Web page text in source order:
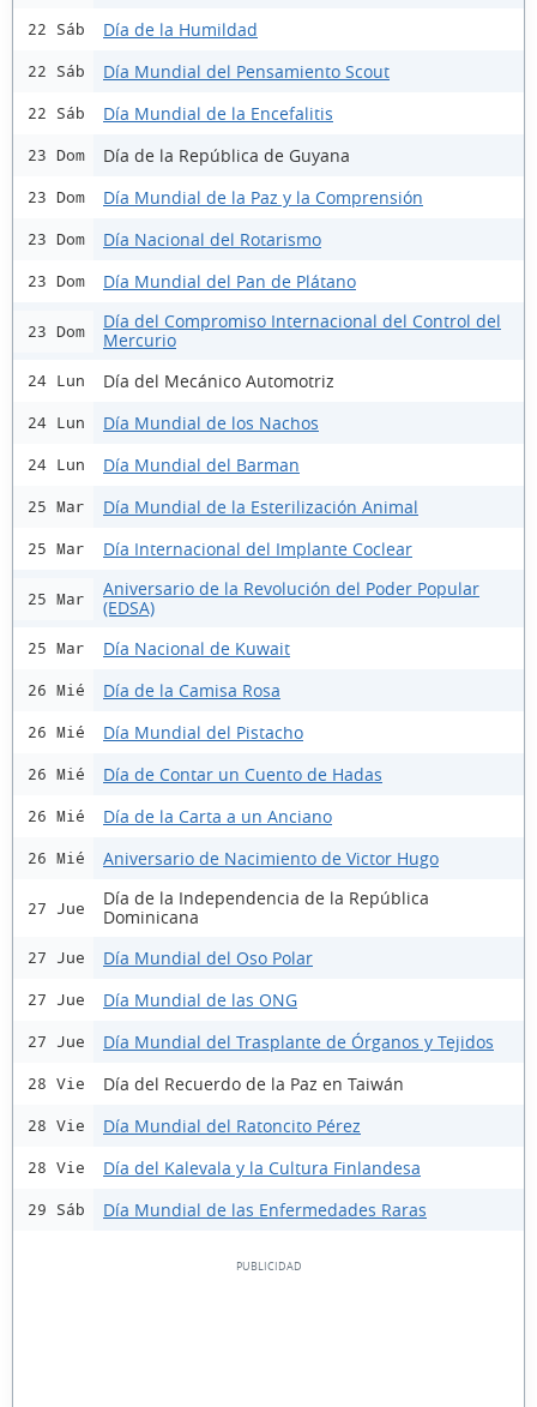
22 Sáb Día de la Humildad
22 Sáb Día Mundial del Pensamiento Scout
22 Sáb Día Mundial de la Encefalitis
23 Dom Día de la República de Guyana
23 Dom Día Mundial de la Paz y la Comprensión
23 Dom Día Nacional del Rotarismo
23 Dom Día Mundial del Pan de Plátano
23 Dom
Día del Compromiso Internacional del Control del
Mercurio
24 Lun Día del Mecánico Automotriz
24 Lun Día Mundial de los Nachos
24 Lun Día Mundial del Barman
25 Mar Día Mundial de la Esterilización Animal
25 Mar Día Internacional del Implante Coclear
25 Mar
Aniversario de la Revolución del Poder Popular
(EDSA)
25 Mar Día Nacional de Kuwait
26 Mié Día de la Camisa Rosa
26 Mié Día Mundial del Pistacho
26 Mié Día de Contar un Cuento de Hadas
26 Mié Día de la Carta a un Anciano
26 Mié Aniversario de Nacimiento de Victor Hugo
27 Jue
Día de la Independencia de la República
Dominicana
27 Jue Día Mundial del Oso Polar
27 Jue Día Mundial de las ONG
27 Jue Día Mundial del Trasplante de Órganos y Tejidos
28 Vie Día del Recuerdo de la Paz en Taiwán
28 Vie Día Mundial del Ratoncito Pérez
28 Vie Día del Kalevala y la Cultura Finlandesa
29 Sáb Día Mundial de las Enfermedades Raras